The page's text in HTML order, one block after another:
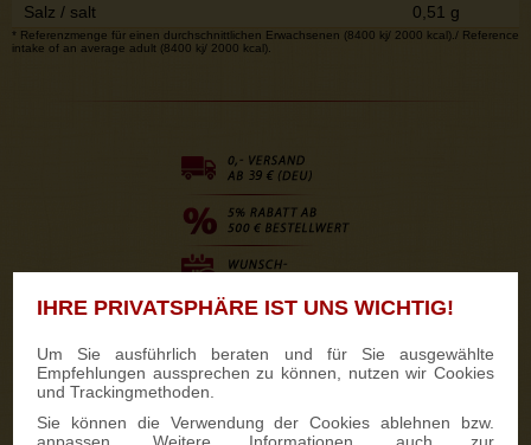
IHRE PRIVATSPHÄRE IST UNS WICHTIG!
Um Sie ausführlich beraten und für Sie ausgewählte
Empfehlungen aussprechen zu können, nutzen wir Cookies
und Trackingmethoden.
Sie können die Verwendung der Cookies ablehnen bzw.
Salz / salt
0,51 g
* Referenzmenge für einen durchschnittlichen Erwachsenen (8400 kj/ 2000 kcal)./ Reference
intake of an average adult (8400 kj/ 2000 kcal).